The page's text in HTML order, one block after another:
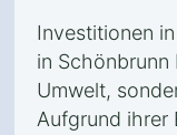
Investitionen
in
Umwelt,
Aufgrund ihrer